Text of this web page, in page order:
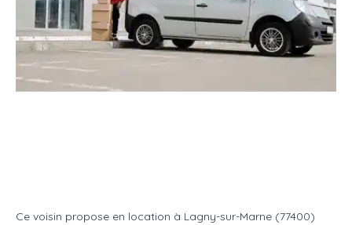
Ce voisin propose en location à Lagny-sur-Marne (77400)